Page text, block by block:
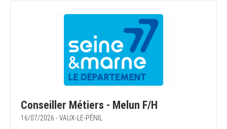
Conseiller Métiers - Melun F/H
16/07/2026 - VAUX-LE-PÉNIL